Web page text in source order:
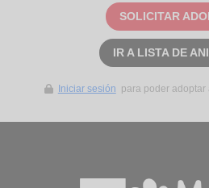
SOLICITAR
IR A LISTA DE
Iniciar sesión para poder